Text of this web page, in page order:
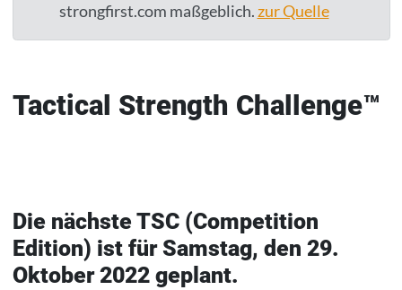
strongfirst.com maßgeblich. zur Quelle
Tactical Strength Challenge™
Die nächste TSC (Competition
Edition) ist für Samstag, den 29.
Oktober 2022 geplant.